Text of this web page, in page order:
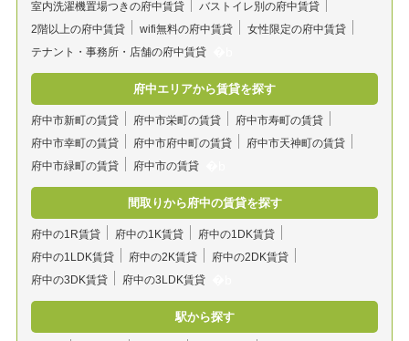
室内洗濯機置場つきの府中賃貸
バストイレ別の府中賃貸
2階以上の府中賃貸
wifi無料の府中賃貸
女性限定の府中賃貸
テナント・事務所・店舗の府中賃貸
府中エリアから賃貸を探す
府中市新町の賃貸 府中市栄町の賃貸
府中市寿町の賃貸
府中市幸町の賃貸
府中市府中町の賃貸
府中市天神町の賃貸
府中市緑町の賃貸
府中市の賃貸
間取りから府中の賃貸を探す
府中の1R賃貸 府中の1K賃貸
府中の1DK賃貸
府中の1LDK賃貸
府中の2K賃貸
府中の2DK賃貸
府中の3DK賃貸
府中の3LDK賃貸
駅から探す